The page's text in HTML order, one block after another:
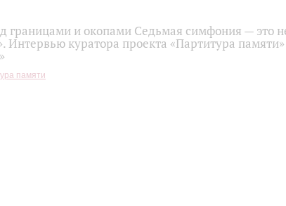
границами и окопами Седьмая симфония — это
Интервью куратора проекта «Партитура
памяти